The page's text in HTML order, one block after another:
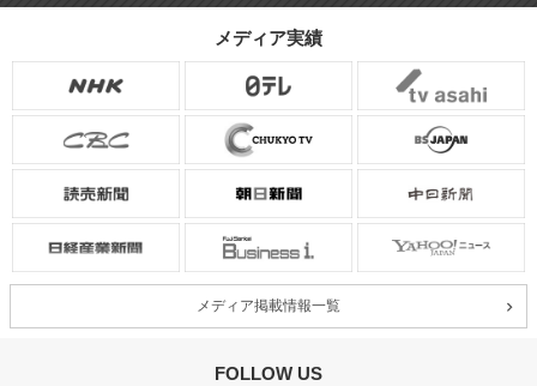
メディア実績
メディア掲載情報一覧
FOLLOW US